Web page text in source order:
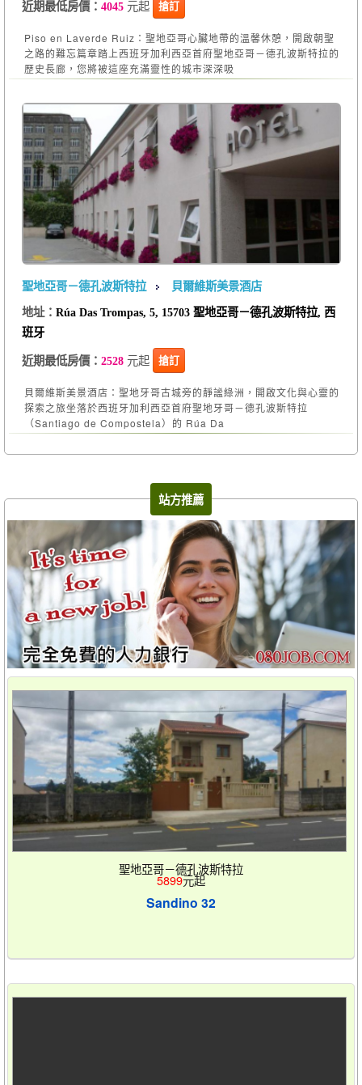
近期最低房價： 4045元起 搶訂
Piso en Laverde Ruiz：聖地亞哥心臟地帶的溫馨休憩，開啟朝聖
之路的難忘篇章踏上西班牙加利西亞首府聖地亞哥－德孔波斯特拉的
歷史長廊，您將被這座充滿靈性的城市深深吸
聖地亞哥－德孔波斯特拉
貝爾維斯美景酒店
地址： Rúa Das Trompas, 5, 15703 聖地亞哥－德孔波斯特拉, 西
班牙
近期最低房價： 2528元起 搶訂
貝爾維斯美景酒店：聖地牙哥古城旁的靜謐綠洲，開啟文化與心靈的
探索之旅坐落於西班牙加利西亞首府聖地牙哥－德孔波斯特拉
（Santiago de Compostela）的 Rúa Da
站方推薦
聖地亞哥－德孔波斯特拉
5899元起
Sandino 32